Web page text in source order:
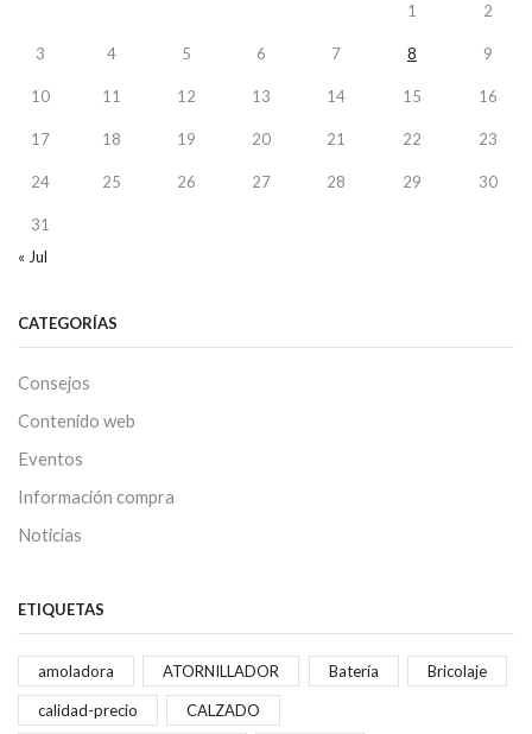
1 2
3 4 5 6 7 8 9
10 11 12 13 14 15 16
17 18 19 20 21 22 23
24 25 26 27 28 29 30
31
« Jul
CATEGORÍAS
Consejos
Contenido web
Eventos
Información compra
Noticias
ETIQUETAS
amoladora ATORNILLADOR Batería Bricolaje
calidad-precio CALZADO